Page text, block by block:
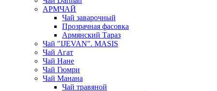
АРМЧАЙ
Чай заварочный
Прозрачная фасовка
Армянский Тараз
Чай "IJEVAN". MASIS
Чай Агат
Чай Нане
Чай Гюмри
Чай Манана
Чай травяной